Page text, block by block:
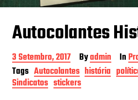
Autocolantes
P
o
s
t
d
3 Setembro, 2017 Byadmin In
Tags Autocolantes história
Sindicatos stickers